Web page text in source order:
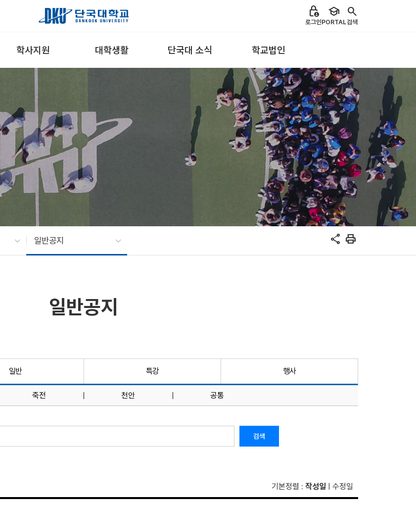
lock_person
로그인
school
PORTAL
search
검색
학사지원 대학생활 단국대 소식 학교법인
일반공지 share print
일반공지
일반 특강 행사
죽전 천안 공통
검색
기본정렬 : 작성일 수정일